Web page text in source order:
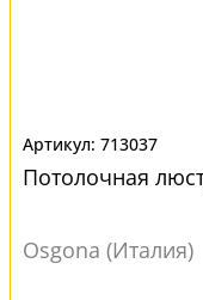
713037
Потолочная
Osgona (Италия)